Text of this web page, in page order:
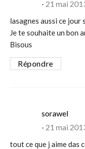
21 mai
lasagnes aussi ce jour
Je te souhaite un bon
Bisous
Répondre
sorawelsays:
21 mai
tout ce que j aime das